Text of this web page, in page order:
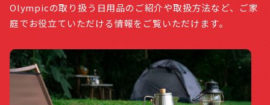
Olympicの取り扱う日用品のご紹介や取扱方法など、ご家
庭でお役立ていただける情報をご覧いただけます。